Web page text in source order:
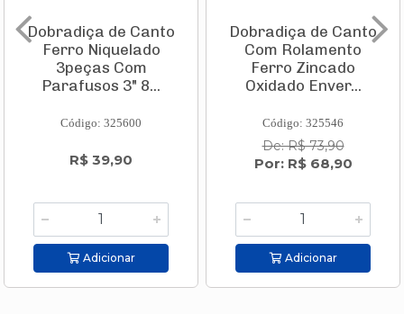
Dobradiça de Canto
Ferro Niquelado
3peças Com
Parafusos 3" 8...
Código: 325600
R$ 39,90
Adicionar
Dobradiça de Canto
Com Rolamento
Ferro Zincado
Oxidado Enver...
Código: 325546
De: R$ 73,90
Por: R$ 68,90
Adicionar